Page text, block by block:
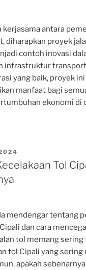
kerjasama antara
diharapkan proyek
contoh inovasi
infrastruktur
yang baik, proyek
manfaat bagi
ekonomi di
Tol
mendengar tentang
dan cara
tol memang sering
tol Cipali yang sering
apakah